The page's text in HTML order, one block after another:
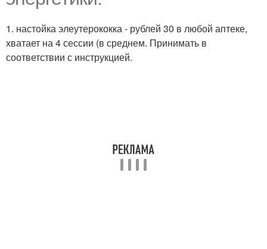
1. настойка элеутерококка - рублей 30 в любой аптеке,
хватает на 4 сессии (в среднем. Принимать в
соответствии с инструкцией.